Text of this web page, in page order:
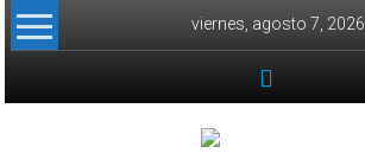
Skip to content
viernes, agosto 7, 2026